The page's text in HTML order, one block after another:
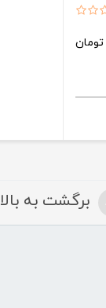
تومان
برگشت به بالا